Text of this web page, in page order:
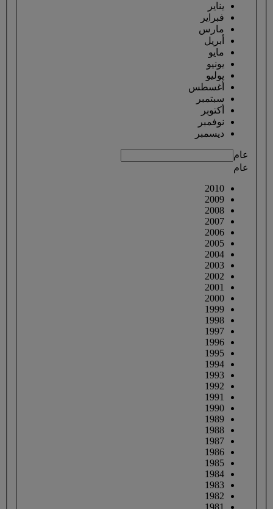
يناير
فبراير
مارس
أبريل
مايو
يونيو
يوليو
أغسطس
سبتمبر
أكتوبر
نوفمبر
ديسمبر
عام
عام
2010
2009
2008
2007
2006
2005
2004
2003
2002
2001
2000
1999
1998
1997
1996
1995
1994
1993
1992
1991
1990
1989
1988
1987
1986
1985
1984
1983
1982